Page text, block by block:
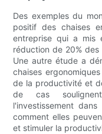
Des exemples du
positif des chaises
entreprise qui a mis
réduction de 20%
Une autre étude a
chaises
de la productivité et
de cas
l'investissement
comment elles
et stimuler la